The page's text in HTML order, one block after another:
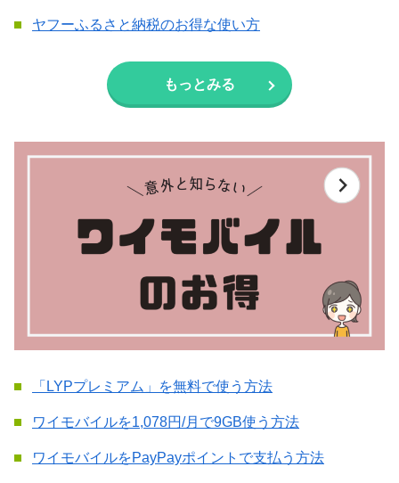
ヤフーふるさと納税のお得な使い方
もっとみる
「LYPプレミアム」を無料で使う方法
ワイモバイルを1,078円/月で9GB使う方法
ワイモバイルをPayPayポイントで支払う方法